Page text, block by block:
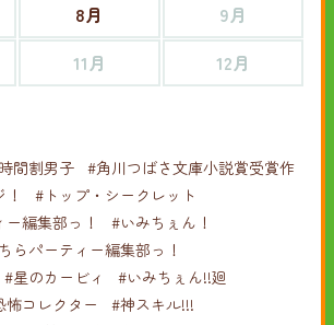
8月
9月
11月 12月
間割男子
#角川つばさ文庫小説賞受賞作
#トップ・シークレット
編集部っ！
#いみちぇん！
らパーティー編集部っ！
#星のカービィ
#いみちぇん!!廻
怖コレクター
#神スキル!!!